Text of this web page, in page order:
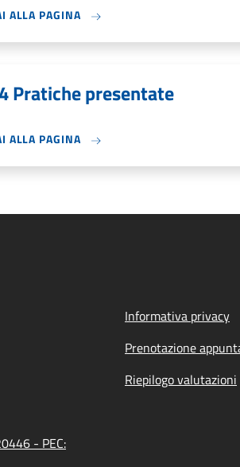
ALLA PAGINA
Pratiche presentate
ALLA PAGINA
Informativa privacy
Prenotazione
Riepilogo valutazioni
- PEC: